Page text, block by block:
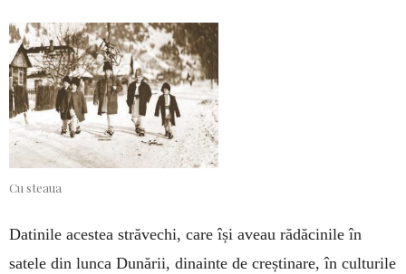
Cu steaua
Datinile acestea străvechi, care își aveau rădăcinile în
satele din lunca Dunării, dinainte de creștinare, în culturile